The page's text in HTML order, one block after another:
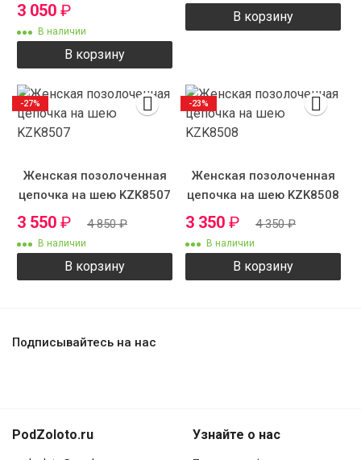
3 050 ₽
В наличии
В корзину
В корзину
Женская позолоченная
цепочка на шею KZK8507
3 550 ₽ 4 850₽
В наличии
В корзину
-27%
Женская позолоченная
цепочка на шею KZK8508
3 350 ₽ 4 350₽
В наличии
В корзину
-23%
Подписывайтесь на нас
PodZoloto.ru Узнайте о нас